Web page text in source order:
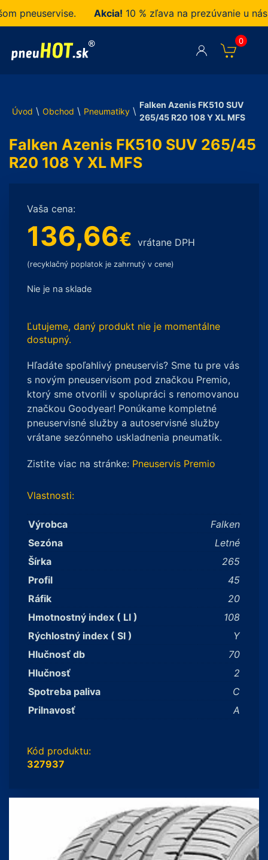
Akcia!10 % zľava na prezúvanie u nás
0
Úvod \ Obchod \ Pneumatiky \
Falken Azenis FK510 SUV
265/45 R20 108 Y XL MFS
Falken Azenis FK510 SUV 265/45
R20 108 Y XL MFS
Vaša cena:
136,66€ vrátane DPH
(recyklačný poplatok je zahrnutý v cene)
Nie je na sklade
Ľutujeme, daný produkt nie je momentálne
dostupný.
Hľadáte spoľahlivý pneuservis? Sme tu pre vás
s novým pneuservisom pod značkou Premio,
ktorý sme otvorili v spolupráci s renomovanou
značkou Goodyear! Ponúkame kompletné
pneuservisné služby a autoservisné služby
vrátane sezónneho uskladnenia pneumatík.
Zistite viac na stránke: Pneuservis Premio
Vlastnosti:
Výrobca
Falken
Sezóna
Letné
Šírka
265
Profil
45
Ráfik
20
Hmotnostný index ( LI )
108
Rýchlostný index ( SI )
Y
Hlučnosť db
70
Hlučnosť
2
Spotreba paliva
C
Prilnavosť
A
Kód produktu:
327937